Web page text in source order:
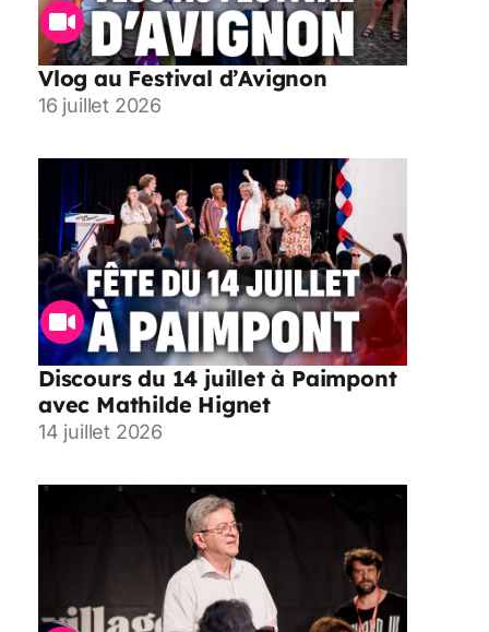
Vlog au Festival d’Avignon
16 juillet 2026
Discours du 14 juillet à Paimpont
avec Mathilde Hignet
14 juillet 2026